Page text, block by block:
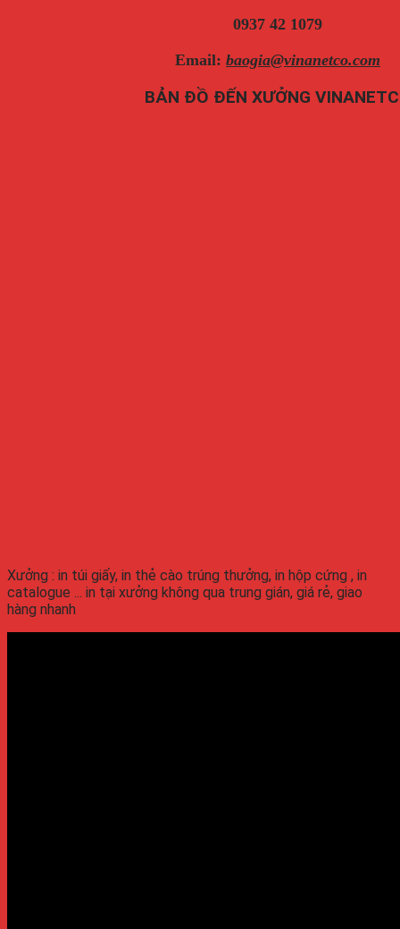
0937 42 1079
Email: baogia@vinanetco.com
BẢN ĐỒ ĐẾN XƯỞNG
Xưởng : in túi giấy, in thẻ cào trúng thưởng, in hộp cứng , in
catalogue ... in tại xưởng không qua trung gián, giá rẻ, giao
hàng nhanh